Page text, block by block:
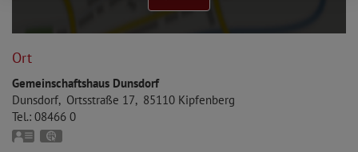
Ort
Gemeinschaftshaus Dunsdorf
Dunsdorf Ortsstraße 17 85110 Kipfenberg
Tel.: 08466 0
vCard